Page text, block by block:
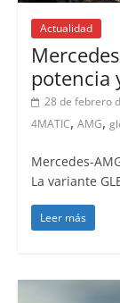
Actualidad
potencia
28 de febrero
4MATIC, AMG,
Mercedes-
La variante
Leer más